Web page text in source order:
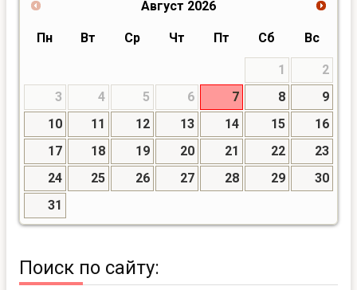
Август 2026
Пн Вт Ср Чт Пт Сб Вс
1
2
3
4 5 6 7 8
9
10
11 12 13 14 15
16
17
18 19 20 21 22
23
24
25 26 27 28 29
30
31
Поиск по сайту: